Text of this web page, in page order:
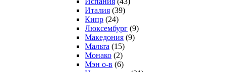
Италия (39)
Кипр (24)
Люксембург (9)
Македония (9)
Мальта (15)
Монако (2)
Мэн о-в (6)